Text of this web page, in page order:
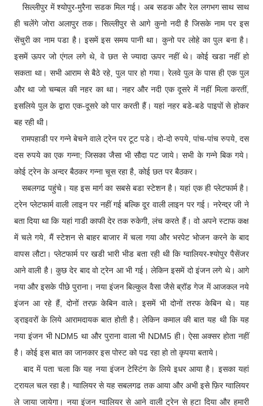
सिल्लीपुर में श्योपुर-मुरैना सडक मिल गई। अब सडक और रेल लगभग साथ साथ
ही चलेंगे जोरा अलापुर तक। सिल्लीपुर से आगे कुनो नदी है जिसके नाम पर इस
सेंचुरी का नाम पडा है। इसमें इस समय पानी था। कुनो पर लोहे का पुल बना है।
इसमें ऊपर जो एंगल लगे थे, वे छत से ज्यादा ऊपर नहीं थे। कोई खडा नहीं हो
सकता था। सभी आराम से बैठे रहे, पुल पार हो गया। रेलवे पुल के पास ही एक पुल
और था जो चम्बल की नहर का था। नहर और नदी एक दूसरे में नहीं मिला करतीं,
इसलिये पुल के द्वारा एक-दूसरे को पार करती हैं। यहां नहर बडे-बडे पाइपों से होकर
बह रही थी।
रामपहाडी पर गन्ने बेचने वाले ट्रेन पर टूट पडे। दो-दो रुपये, पांच-पांच रुपये, दस
दस रुपये का एक गन्ना; जिसका जैसा भी सौदा पट जाये। सभी के गन्ने बिक गये।
कोई ट्रेन के अन्दर बैठकर गन्ना चूस रहा है, कोई छत पर बैठकर।
सबलगढ पहुंचे। यह इस मार्ग का सबसे बडा स्टेशन है। यहां एक ही प्लेटफार्म है।
ट्रेन प्लेटफार्म वाली लाइन पर नहीं गई बल्कि दूर वाली लाइन पर गई। नरेन्द्र जी ने
बता दिया था कि यहां गाडी काफी देर तक रुकेगी, लंच करते हैं। वो अपने स्टाफ कक्ष
में चले गये, मैं स्टेशन से बाहर बाजार में चला गया और भरपेट भोजन करने के बाद
वापस लौटा। प्लेटफार्म पर खडी भारी भीड बता रही थी कि ग्वालियर-श्योपुर पैसेंजर
आने वाली है। कुछ देर बाद वो ट्रेन आ भी गई। लेकिन इसमें दो इंजन लगे थे। आगे
नया और इसके पीछे पुराना। नया इंजन बिल्कुल वैसा जैसे ब्रॉड गेज में आजकल नये
इंजन आ रहे हैं, दोनों तरफ़ केबिन वाले। इसमें भी दोनों तरफ केबिन थे। यह
ड्राइवरों के लिये आरामदायक बात होती है। लेकिन कमाल की बात यह थी कि यह
नया इंजन भी NDM5 था और पुराना वाला भी NDM5 ही। ऐसा अक्सर होता नहीं
है। कोई इस बात का जानकार इस पोस्ट को पढ रहा हो तो कृपया बताये।
बाद में पता चला कि यह नया इंजन टेस्टिंग के लिये इधर आया है। इसका यहां
ट्रायल चल रहा है। ग्वालियर से यह सबलगढ तक आया और अभी इसे फ़िर ग्वालियर
ले जाया जायेगा। नया इंजन ग्वालियर से आने वाली ट्रेन से हटा दिया और हमारी